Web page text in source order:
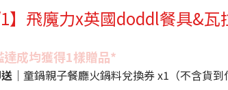
1】飛魔力x英國doddl餐具&
成均獲得1樣贈品*
｜童鍋親子餐廳火鍋料兌換券 x1（不含貨到